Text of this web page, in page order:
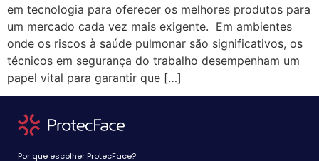
em tecnologia para oferecer os melhores produtos para
um mercado cada vez mais exigente. Em ambientes
onde os riscos à saúde pulmonar são significativos, os
técnicos em segurança do trabalho desempenham um
papel vital para garantir que […]
Por que escolher ProtecFace?